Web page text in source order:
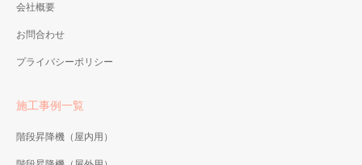
会社概要
お問合わせ
プライバシーポリシー
施工事例一覧
階段昇降機（屋内用）